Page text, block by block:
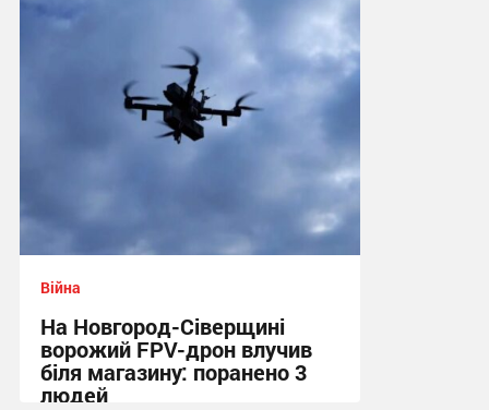
08:19 сьогодні
Війна
На Новгород-Сіверщині
ворожий FPV-дрон влучив
біля магазину: поранено 3
людей